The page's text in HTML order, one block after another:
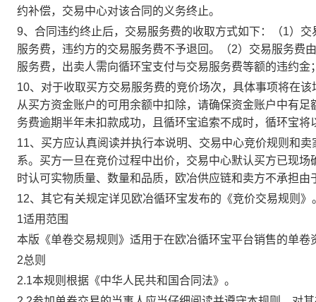
约补偿，交易中心对该合同的义务终止。
9、合同违约终止后，交易服务费的收取方式如下：（1）
服务费，违约方的交易服务费不予退回。（2）交易服务费
服务费，出卖人需向循环宝支付与交易服务费等额的违约
10、对于收取买方交易服务费的竞价场次，具体事项将在
从买方资金账户的可用余额中扣除，请确保资金账户中有
务费逾期半年未扣款成功，且循环宝追索不成时，循环宝将
11、买方应认真阅读并执行本说明、交易中心竞价规则和
系。买方一旦在竞价过程中出价，交易中心默认买方已现
时认可实物质量、数量和品质，欧冶供应链和卖方不承担由
12、其它有关规定详见欧冶循环宝发布的《竞价交易规则》
1适用范围
本版《单卷交易规则》适用于在欧冶循环宝平台销售的单卷
2总则
2.1本规则根据《中华人民共和国合同法》。